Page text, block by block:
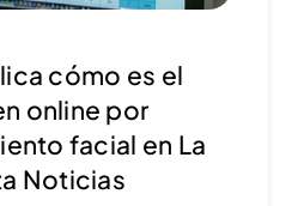
cómo es el
online por
facial en La
Noticias